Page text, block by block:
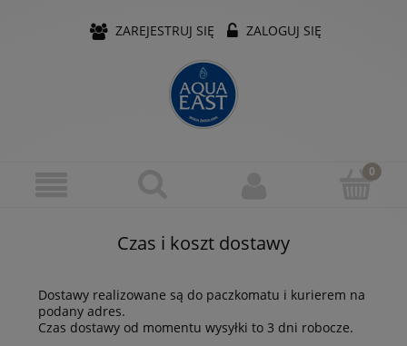
ZAREJESTRUJ SIĘ ZALOGUJ SIĘ
Czas i koszt dostawy
Dostawy realizowane są do paczkomatu i kurierem na
podany adres.
Czas dostawy od momentu wysyłki to 3 dni robocze.